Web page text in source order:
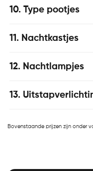
10 Type pootjes
11 Nachtkastjes
12 Nachtlampjes
13
Bovenstaande prijzen zijn onder